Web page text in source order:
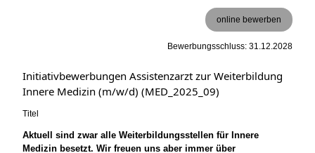
online bewerben
Bewerbungsschluss: 31.12.2028
Initiativbewerbungen Assistenzarzt zur Weiterbildung
Innere Medizin (m/w/d) (MED_2025_09)
Titel
Aktuell sind zwar alle Weiterbildungsstellen für Innere
Medizin besetzt. Wir freuen uns aber immer über